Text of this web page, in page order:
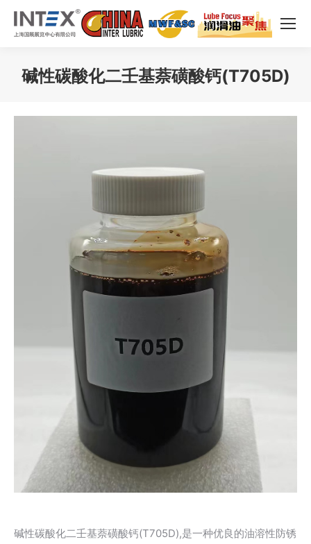
碱性碳酸化二壬基萘磺酸钙(T705D)
碱性碳酸化二壬基萘磺酸钙(T705D),是一种优良的油溶性防锈